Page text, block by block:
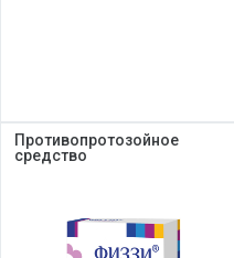
Противопротозойное
средство